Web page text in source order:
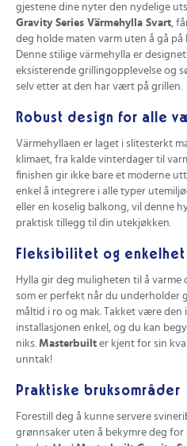
gjestene dine nyter den nydelige
Gravity Series Värmehylla Svart ,
deg holde maten varm uten å gå på
Denne stilige värmehylla er
eksisterende grillingopplevelse og
selv etter at den har vært på grillen.
Robust design for alle
Värmehyllaen er laget i slitesterkt
klimaet, fra kalde vinterdager til
finishen gir ikke bare et moderne
enkel å integrere i alle typer
eller en koselig balkong, vil denne
praktisk tillegg til din utekjøkken.
Fleksibilitet og
Hylla gir deg muligheten til å
som er perfekt når du underholder
måltid i ro og mak. Takket være den
installasjonen enkel, og du kan
niks. Masterbuilt er kjent for sin
unntak!
Praktiske bruksområder
Forestill deg å kunne servere
grønnsaker uten å bekymre deg for